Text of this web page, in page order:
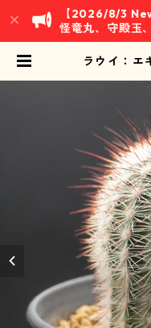
【2026/8/3
怪竜丸、守殿玉
ラウイ：